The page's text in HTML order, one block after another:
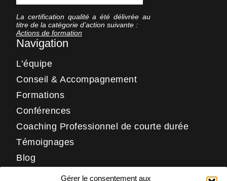
Gérer le consentement aux
La certification qualité a été délivrée au
titre de la catégorie d’action suivante :
Actions de formation
Navigation
L’équipe
Conseil & Accompagnement
Formations
Conférences
Coaching Professionnel de courte durée
Témoignages
Blog